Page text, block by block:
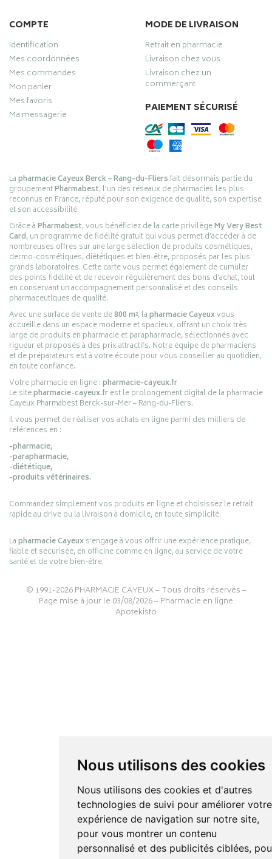
Nous utilisons des cookies
Nous utilisons des cookies et d'autres
technologies de suivi pour améliorer votre
expérience de navigation sur notre site,
pour vous montrer un contenu
personnalisé et des publicités ciblées,
COMPTE
Identification
Mes coordonnées
Mes commandes
Mon panier
Mes favoris
Ma messagerie
MODE DE LIVRAISON
Retrait en pharmacie
Livraison chez vous
Livraison chez un
commerçant
PAIEMENT SÉCURISÉ
Lapharmacie Cayeux Berck – Rang-du-Fliersfait désormais partie du
groupementPharmabest, l’un des réseaux de pharmacies les plus
reconnus en France, réputé pour son exigence de qualité, son expertise
et son accessibilité.
Grâce àPharmabest, vous bénéficiez de la carte privilègeMy Very Best
Card, un programme de fidélité gratuit qui vous permet d’accéder à de
nombreuses offres sur une large sélection de produits cosmétiques,
dermo-cosmétiques, diététiques et bien-être, proposés par les plus
grands laboratoires. Cette carte vous permet également de cumuler
des points fidélité et de recevoir régulièrement des bons d’achat, tout
en conservant un accompagnement personnalisé et des conseils
pharmaceutiques de qualité.
Avec une surface de vente de800 m², lapharmacie Cayeuxvous
accueille dans un espace moderne et spacieux, offrant un choix très
large de produits en pharmacie et parapharmacie, sélectionnés avec
rigueur et proposés à des prix attractifs. Notre équipe de pharmaciens
et de préparateurs est à votre écoute pour vous conseiller au quotidien,
en toute confiance.
Votre pharmacie en ligne :pharmacie-cayeux.fr
Le sitepharmacie-cayeux.frest le prolongement digital de la pharmacie
Cayeux Pharmabest Berck-sur-Mer – Rang-du-Fliers.
Il vous permet de réaliser vos achats en ligne parmi des milliers de
références en :
-pharmacie,
-parapharmacie,
-diététique,
-produits vétérinaires.
Commandez simplement vos produits en ligne et choisissez le retrait
rapide au drive ou la livraison à domicile, en toute simplicité.
Lapharmacie Cayeuxs’engage à vous offrir une expérience pratique,
fiable et sécurisée, en officine comme en ligne, au service de votre
santé et de votre bien-être.
© 1991-2026PHARMACIE CAYEUX– Tous droits réservés –
Page mise à jour le 03/08/2026 –Pharmacie en ligne
Apotekisto